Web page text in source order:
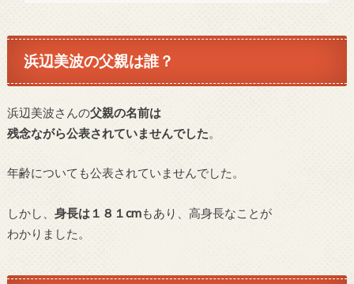
浜辺美波の父親は誰？
浜辺美波さんの父親の名前は
残念ながら公表されていませんでした。
年齢についても公表されていませんでした。
しかし、 身長は１８１cmもあり、高身長なことが
わかりました。